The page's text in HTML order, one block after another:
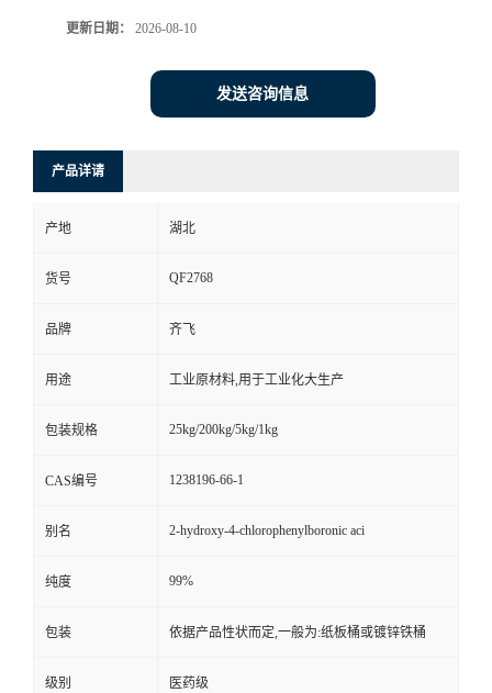
式
更新日期： 2026-08-10
发送咨询信息
产品详请
产地 湖北
货号 QF2768
品牌 齐飞
用途 工业原材料,用于工业化大生产
包装规格 25kg/200kg/5kg/1kg
CAS编号 1238196-66-1
别名 2-hydroxy-4-chlorophenylboronic aci
纯度 99%
包装 依据产品性状而定,一般为:纸板桶或镀锌铁桶
级别 医药级